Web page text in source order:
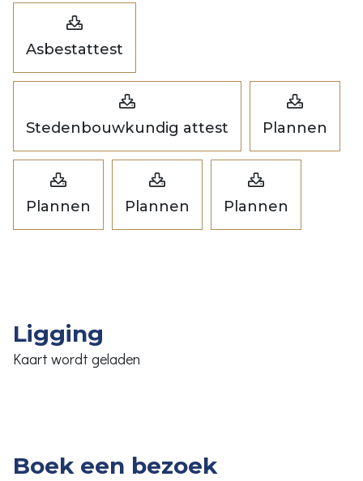
Asbestattest
Stedenbouwkundig attest Plannen
Plannen Plannen Plannen
Ligging
Kaart wordt geladen
Boek een bezoek